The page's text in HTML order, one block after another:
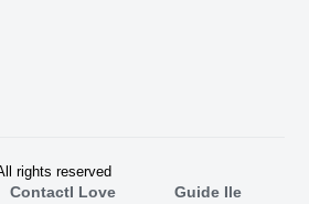
rights reserved
ContactI Love
Guide Ile